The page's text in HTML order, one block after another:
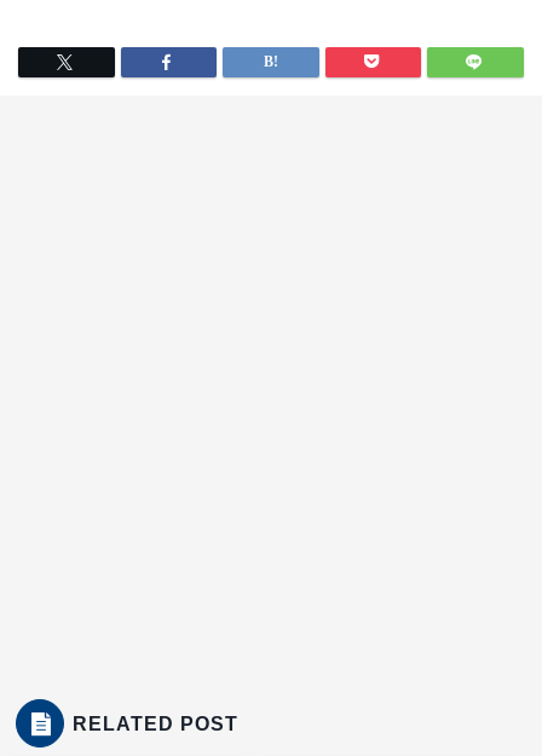
RELATED POST